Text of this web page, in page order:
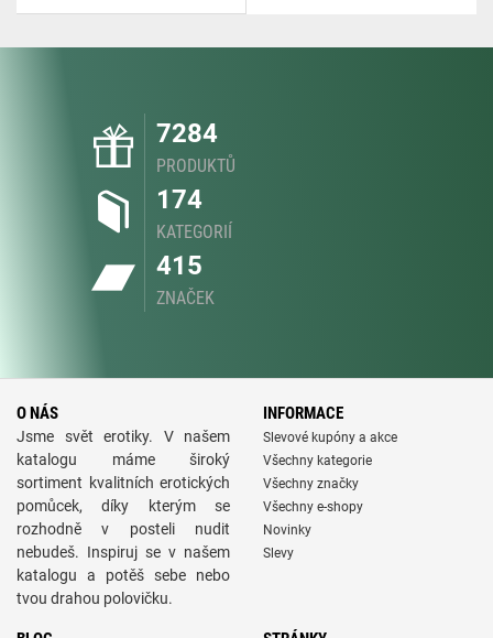
7284
PRODUKTŮ
174
KATEGORIÍ
415
ZNAČEK
O NÁS
Jsme svět erotiky. V našem
katalogu máme široký
sortiment kvalitních erotických
pomůcek, díky kterým se
rozhodně v posteli nudit
nebudeš. Inspiruj se v našem
katalogu a potěš sebe nebo
tvou drahou polovičku.
INFORMACE
Slevové kupóny a akce
Všechny kategorie
Všechny značky
Všechny e-shopy
Novinky
Slevy